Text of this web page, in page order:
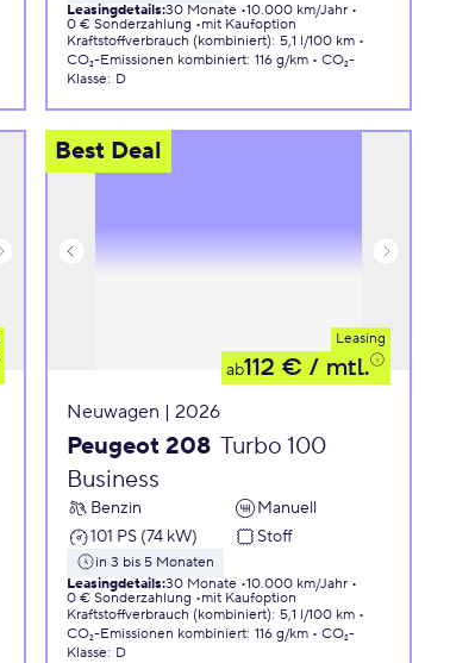
Leasingdetails:30 Monate 10.000 km/Jahr
0 € Sonderzahlung
mit Kaufoption
Kraftstoffverbrauch (kombiniert): 5,1 l/100 km
CO₂-Emissionen kombiniert: 116 g/km
CO₂-
Klasse: D
Best Deal
Leasing
ab112 € / mtl.
Neuwagen | 2026
Peugeot 208 Turbo 100
Business
Benzin
Manuell
101 PS (74 kW)
Stoff
in 3 bis 5 Monaten
Leasingdetails:30 Monate 10.000 km/Jahr
0 € Sonderzahlung
mit Kaufoption
Kraftstoffverbrauch (kombiniert): 5,1 l/100 km
CO₂-Emissionen kombiniert: 116 g/km
CO₂-
Klasse: D